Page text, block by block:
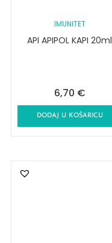
IMUNITET
API APIPOL KAPI 20ml
6,70 €
DODAJ U KOŠARICU